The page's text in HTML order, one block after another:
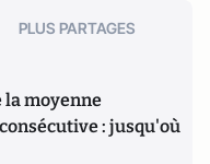
PLUS PARTAGES
la moyenne
: jusqu'où